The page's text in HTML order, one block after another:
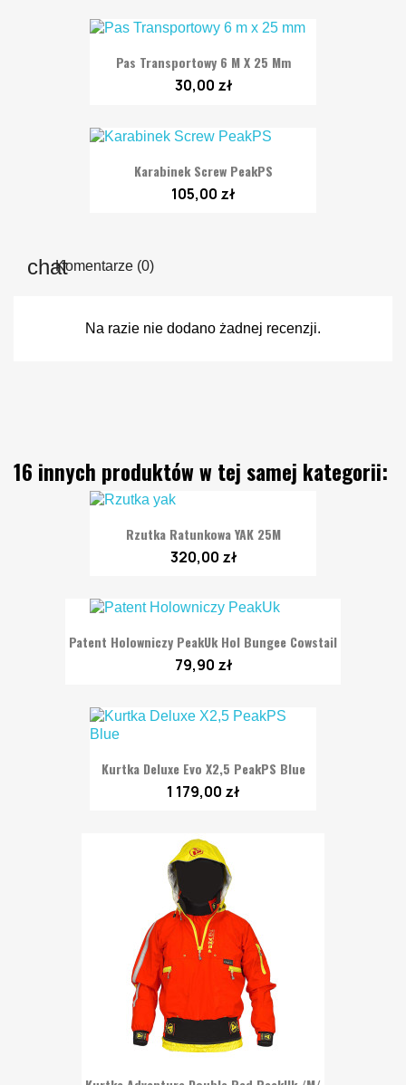
Pas Transportowy 6 M X 25 Mm
30,00 zł
Karabinek Screw PeakPS
105,00 zł
Komentarze (0)
Na razie nie dodano żadnej recenzji.
16 innych produktów w tej samej kategorii:
Rzutka Ratunkowa YAK 25M
320,00 zł
Patent Holowniczy PeakUk Hol Bungee Cowstail
79,90 zł
Kurtka Deluxe Evo X2,5 PeakPS Blue
1 179,00 zł